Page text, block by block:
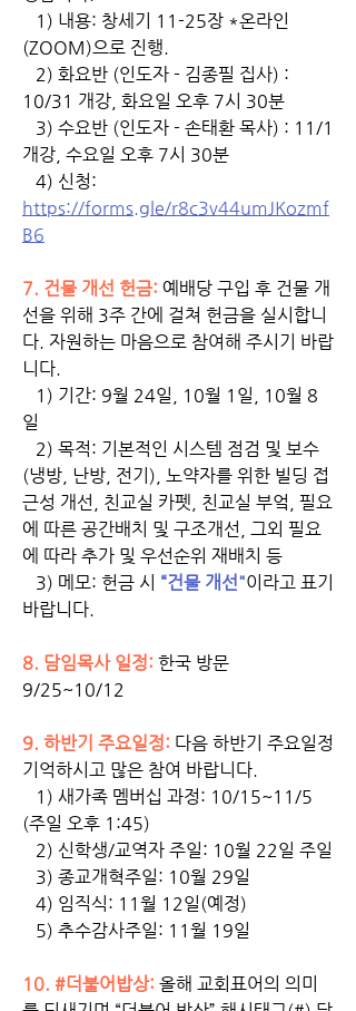
1) 내용: 창세기 11-25장 *온라인
(ZOOM)으로 진행.
2) 화요반 (인도자 - 김종필 집사) :
10/31 개강, 화요일 오후 7시 30분
3) 수요반 (인도자 - 손태환 목사) : 11/1
개강, 수요일 오후 7시 30분
https://forms.gle/r8c3v44umJKozmf
B6
7. 건물 개선 헌금: 예배당 구입 후 건물 개
선을 위해 3주 간에 걸쳐 헌금을 실시합니
다. 자원하는 마음으로 참여해 주시기 바랍
니다.
1) 기간: 9월 24일, 10월 1일, 10월 8
일
2) 목적: 기본적인 시스템 점검 및 보수
(냉방, 난방, 전기), 노약자를 위한 빌딩 접
근성 개선, 친교실 카펫, 친교실 부엌, 필요
에 따른 공간배치 및 구조개선, 그외 필요
에 따라 추가 및 우선순위 재배치 등
3) 메모: 헌금 시 “건물 개선"이라고 표기
바랍니다.
8. 담임목사 일정: 한국 방문
9/25~10/12
9. 하반기 주요일정: 다음 하반기 주요일정
기억하시고 많은 참여 바랍니다.
1) 새가족 멤버십 과정: 10/15~11/5
(주일 오후 1:45)
2) 신학생/교역자 주일: 10월 22일 주일
3) 종교개혁주일: 10월 29일
4) 임직식: 11월 12일(예정)
5) 추수감사주일: 11월 19일
10. #더불어밥상: 올해 교회표어의 의미